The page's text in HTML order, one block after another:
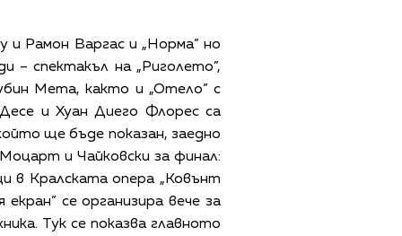
и Рамон Варгас и „Норма” но
– спектакъл на „Риголето”,
Мета, както и „Отело” с
и Хуан Диего Флорес са
ще бъде показан, заедно
и Чайковски за финал:
в Кралската опера „Ковънт
се организира вече за
Тук се показва главното